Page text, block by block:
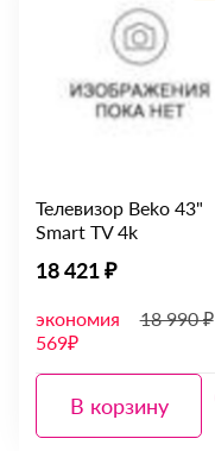
Телевизор Beko 43"
Smart TV 4k
18 421 ₽
экономия
569₽
18 990 ₽
В корзину